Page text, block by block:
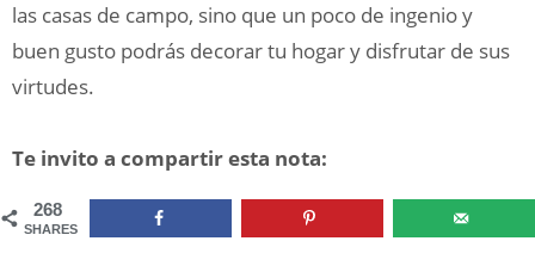
las casas de campo, sino que un poco de ingenio y
buen gusto podrás decorar tu hogar y disfrutar de sus
virtudes.
Te invito a compartir esta nota:
268
SHARES